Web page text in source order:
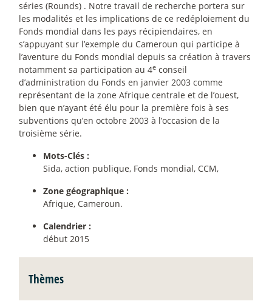
séries (Rounds) . Notre travail de recherche portera sur
les modalités et les implications de ce redéploiement du
Fonds mondial dans les pays récipiendaires, en
s’appuyant sur l’exemple du Cameroun qui participe à
l’aventure du Fonds mondial depuis sa création à travers
notamment sa participation au 4e conseil
d’administration du Fonds en janvier 2003 comme
représentant de la zone Afrique centrale et de l’ouest,
bien que n’ayant été élu pour la première fois à ses
subventions qu’en octobre 2003 à l’occasion de la
troisième série.
Mots-Clés :
Sida, action publique, Fonds mondial, CCM,
Zone géographique :
Afrique, Cameroun.
Calendrier :
début 2015
Thèmes